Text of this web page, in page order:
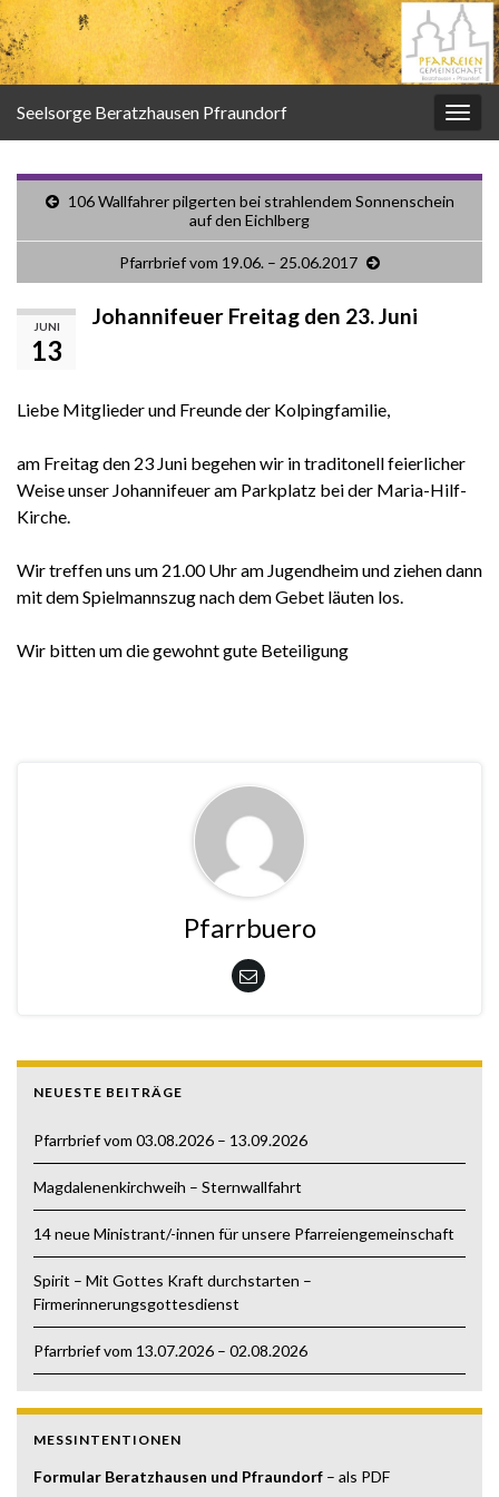
Seelsorge Beratzhausen Pfraundorf
106 Wallfahrer pilgerten bei strahlendem Sonnenschein
auf den Eichlberg
Pfarrbrief vom 19.06. – 25.06.2017
JUNI
13
Johannifeuer Freitag den 23. Juni
Liebe Mitglieder und Freunde der Kolpingfamilie,
am Freitag den 23 Juni begehen wir in traditonell feierlicher
Weise unser Johannifeuer am Parkplatz bei der Maria-Hilf-
Kirche.
Wir treffen uns um 21.00 Uhr am Jugendheim und ziehen dann
mit dem Spielmannszug nach dem Gebet läuten los.
Wir bitten um die gewohnt gute Beteiligung
Pfarrbuero
NEUESTE BEITRÄGE
Pfarrbrief vom 03.08.2026 – 13.09.2026
Magdalenenkirchweih – Sternwallfahrt
14 neue Ministrant/-innen für unsere Pfarreiengemeinschaft
Spirit – Mit Gottes Kraft durchstarten –
Firmerinnerungsgottesdienst
Pfarrbrief vom 13.07.2026 – 02.08.2026
MESSINTENTIONEN
Formular Beratzhausen und Pfraundorf – als PDF